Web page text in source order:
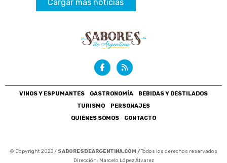
Cargar más noticias
VINOS Y ESPUMANTES GASTRONOMÍA
BEBIDAS Y DESTILADOS
TURISMO
PERSONAJES
QUIÉNES SOMOS
CONTACTO
© Copyright 2023 / SABORESDEARGENTINA.COM /Todos los derechos reservados
Dirección: Marcelo López Álvarez